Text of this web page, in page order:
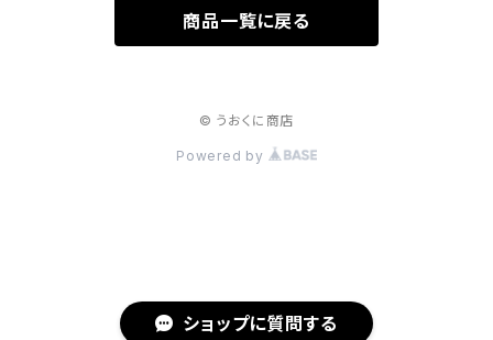
ショップに質問する
商品一覧に戻る
© うおくに商店
Powered by